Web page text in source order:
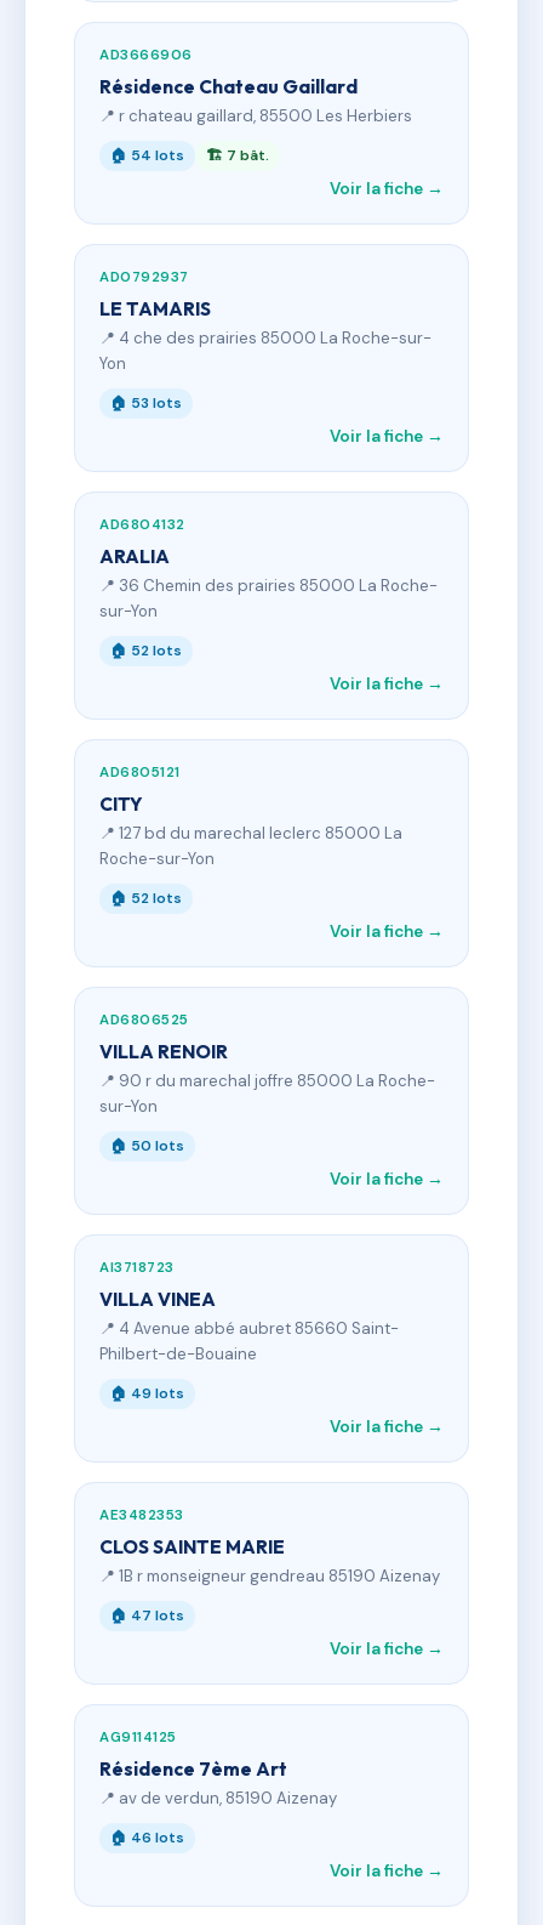
AD3666906
Résidence Chateau Gaillard
📍 r chateau gaillard, 85500 Les Herbiers
🏠 54 lots 🏗 7 bât.
Voir la fiche →
AD0792937
LE TAMARIS
📍 4 che des prairies 85000 La Roche-sur-
Yon
🏠 53 lots
Voir la fiche →
AD6804132
ARALIA
📍 36 Chemin des prairies 85000 La Roche-
sur-Yon
🏠 52 lots
Voir la fiche →
AD6805121
CITY
📍 127 bd du marechal leclerc 85000 La
Roche-sur-Yon
🏠 52 lots
Voir la fiche →
AD6806525
VILLA RENOIR
📍 90 r du marechal joffre 85000 La Roche-
sur-Yon
🏠 50 lots
Voir la fiche →
AI3718723
VILLA VINEA
📍 4 Avenue abbé aubret 85660 Saint-
Philbert-de-Bouaine
🏠 49 lots
Voir la fiche →
AE3482353
CLOS SAINTE MARIE
📍 1B r monseigneur gendreau 85190 Aizenay
🏠 47 lots
Voir la fiche →
AG9114125
Résidence 7ème Art
📍 av de verdun, 85190 Aizenay
🏠 46 lots
Voir la fiche →